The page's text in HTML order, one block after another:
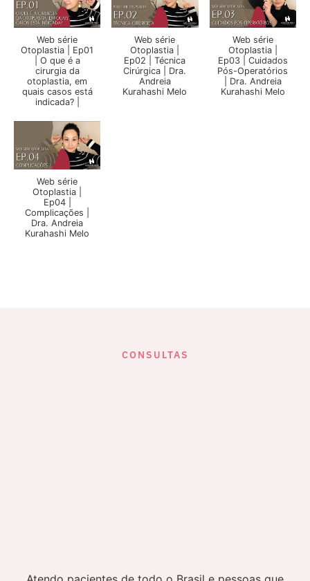
Web série
Otoplastia | Ep01
| O que é a
cirurgia da
otoplastia, em
quais casos está
indicada? |
Web série
Otoplastia |
Ep02 | Técnica
Cirúrgica | Dra.
Andreia
Kurahashi Melo
Web série
Otoplastia |
Ep03 | Cuidados
Pós-Operatórios
| Dra. Andreia
Kurahashi Melo
Web série
Otoplastia |
Ep04 |
Complicações |
Dra. Andreia
Kurahashi Melo
CONSULTAS